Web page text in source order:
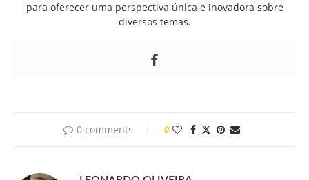
para oferecer uma perspectiva única e inovadora sobre
diversos temas.
0 comments 0